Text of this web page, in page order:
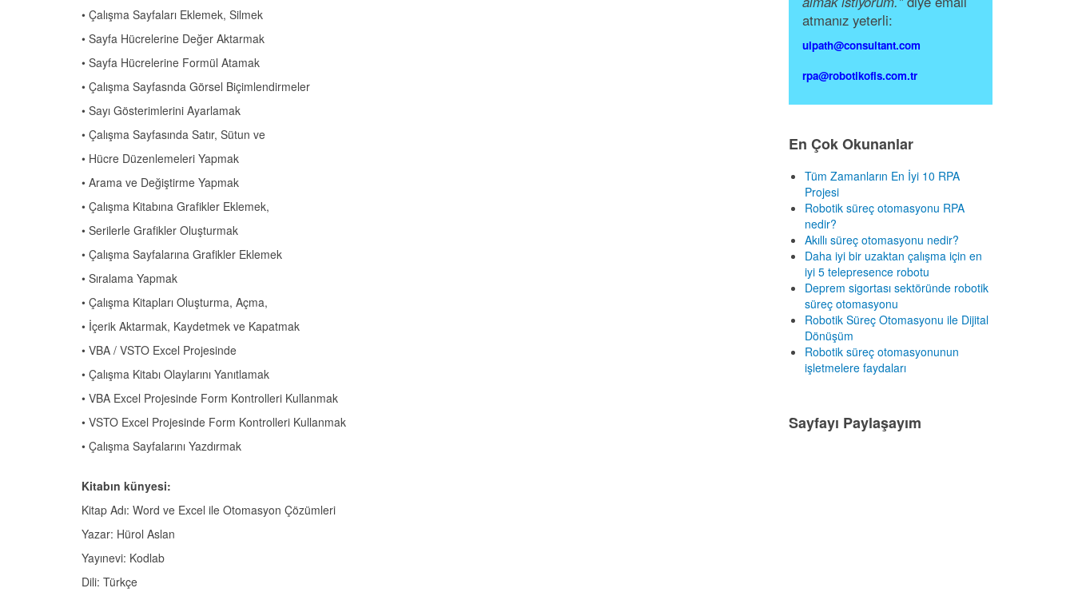
• Çalışma Sayfaları Eklemek, Silmek
• Sayfa Hücrelerine Değer Aktarmak
• Sayfa Hücrelerine Formül Atamak
• Çalışma Sayfasnda Görsel Biçimlendirmeler
• Sayı Gösterimlerini Ayarlamak
• Çalışma Sayfasında Satır, Sütun ve
• Hücre Düzenlemeleri Yapmak
• Arama ve Değiştirme Yapmak
• Çalışma Kitabına Grafikler Eklemek,
• Serilerle Grafikler Oluşturmak
• Çalışma Sayfalarına Grafikler Eklemek
• Sıralama Yapmak
• Çalışma Kitapları Oluşturma, Açma,
• İçerik Aktarmak, Kaydetmek ve Kapatmak
• VBA / VSTO Excel Projesinde
• Çalışma Kitabı Olaylarını Yanıtlamak
• VBA Excel Projesinde Form Kontrolleri Kullanmak
• VSTO Excel Projesinde Form Kontrolleri Kullanmak
• Çalışma Sayfalarını Yazdırmak
Kitabın künyesi:
Kitap Adı: Word ve Excel ile Otomasyon Çözümleri
Yazar: Hürol Aslan
Yayınevi: Kodlab
Dili: Türkçe
atmanız yeterli:
uipath@consultant.com
rpa@robotikofis.com.tr
En Çok Okunanlar
Tüm Zamanların En İyi 10 RPA
Projesi
Robotik süreç otomasyonu RPA
nedir?
Akıllı süreç otomasyonu nedir?
Daha iyi bir uzaktan çalışma için en
iyi 5 telepresence robotu
Deprem sigortası sektöründe robotik
süreç otomasyonu
Robotik Süreç Otomasyonu ile Dijital
Dönüşüm
Robotik süreç otomasyonunun
işletmelere faydaları
Sayfayı Paylaşayım